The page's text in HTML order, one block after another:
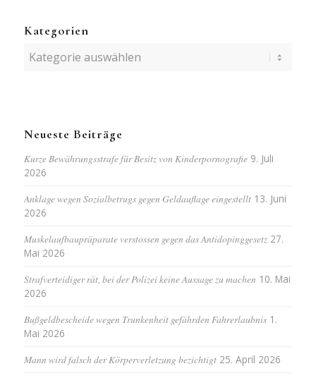
Kategorien
Kategorien
Neueste Beiträge
Kurze Bewährungsstrafe für Besitz von Kinderpornografie 9. Juli
2026
Anklage wegen Sozialbetrugs gegen Geldauflage eingestellt 13. Juni
2026
Muskelaufbaupräparate verstossen gegen das Antidopinggesetz 27.
Mai 2026
Strafverteidiger rät, bei der Polizei keine Aussage zu machen 10. Mai
2026
Bußgeldbescheide wegen Trunkenheit gefährden Fahrerlaubnis 1.
Mai 2026
Mann wird falsch der Körperverletzung bezichtigt 25. April 2026